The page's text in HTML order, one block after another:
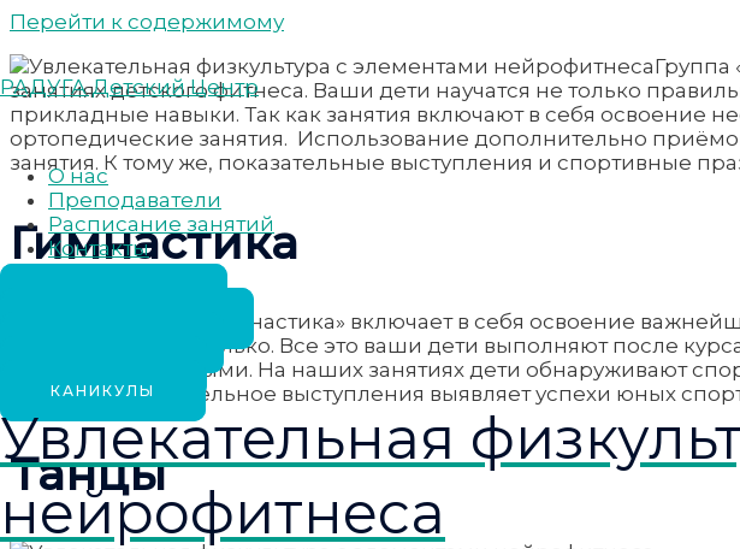
Перейти к содержимому
РАДУГА Детский Центр
О нас
Преподаватели
Расписание занятий
Контакты
КАНИКУЛЫ
Увлекательная
нейрофитнеса
Группа
занятиях детского фитнеса. Ваши дети научатся не только
прикладные навыки. Так как занятия включают в себя освоение
ортопедические занятия. Использование дополнительно
занятия. К тому же, показательные выступления и спортивные
Гимнастика
Занятие «Игровая гимнастика» включает в себя освоение
корзиночки и не только. Все это ваши дети выполняют после
координированными. На наших занятиях дети обнаруживают
итоговое показательное выступления выявляет успехи юных
Танцы